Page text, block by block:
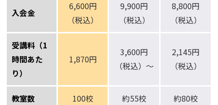
入会金
6,600円
（税込）
9,900円
（税込）
8,800円
（税込）
受講料（1
時間あた
り）
1,870円
3,600円
（税込）～
2,145円
（税込）
教室数 100校 約55校 約80校